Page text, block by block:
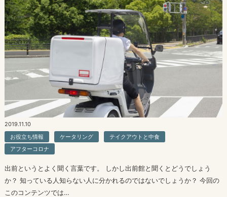
2019.11.10
お役立ち情報
ケータリング
テイクアウトと中食
アフターコロナ
出前というとよく聞く言葉です。 しかし出前館と聞くとどうでしょう
か？ 知っている人知らない人に分かれるのではないでしょうか？ 今回の
このコンテンツでは…